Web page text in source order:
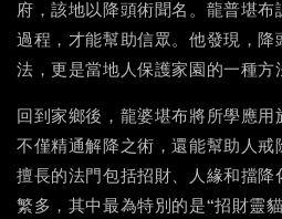
府，該地以降頭術聞名。龍普堪
過程，才能幫助信眾。他發現，
法，更是當地人保護家園的一種方
回到家鄉後，龍婆堪布將所學應
不僅精通解降之術，還能幫助人
擅長的法門包括招財、人緣和擋
繁多，其中最為特別的是“招財靈